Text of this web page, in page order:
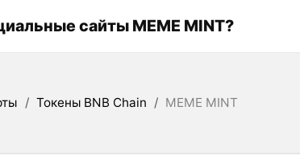
сайты MEME MINT?
/ Токены BNB Chain / MEME MINT